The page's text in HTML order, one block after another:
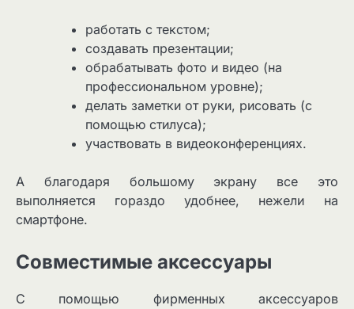
работать с текстом;
создавать презентации;
обрабатывать фото и видео (на
профессиональном уровне);
делать заметки от руки, рисовать (с
помощью стилуса);
участвовать в видеоконференциях.
А благодаря большому экрану все это
выполняется гораздо удобнее, нежели на
смартфоне.
Совместимые аксессуары
С помощью фирменных аксессуаров